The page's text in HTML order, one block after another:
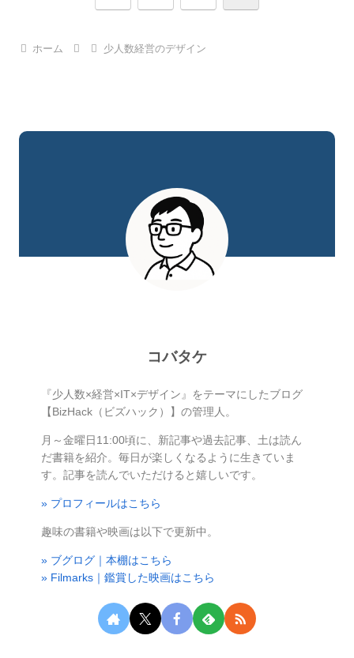
ホーム 少人数経営のデザイン
コバタケ
『少人数×経営×IT×デザイン』をテーマにしたブログ
【BizHack（ビズハック）】の管理人。
月～金曜日11:00頃に、新記事や過去記事、土は読ん
だ書籍を紹介。毎日が楽しくなるように生きていま
す。記事を読んでいただけると嬉しいです。
» プロフィールはこちら
趣味の書籍や映画は以下で更新中。
» ブグログ｜本棚はこちら
» Filmarks｜鑑賞した映画はこちら